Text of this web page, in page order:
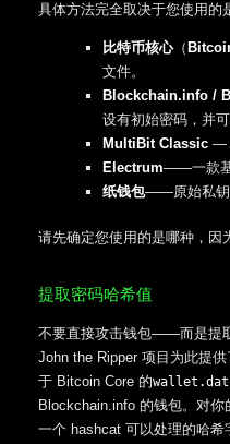
具体方法完全取决于您使用的
比特币核心（
文件。
Blockchain.info /
设有初始密码，并
MultiBit Classic—
Electrum——一款基
纸钱包——原始私钥
请先确定您使用的是哪种，因
提取密码哈希值
不要直接攻击钱包——而是提
John the Ripper 项目为此提供
于 Bitcoin Core 的wallet.dat
Blockchain.info 的钱包。对
一个 hashcat 可以处理的哈希